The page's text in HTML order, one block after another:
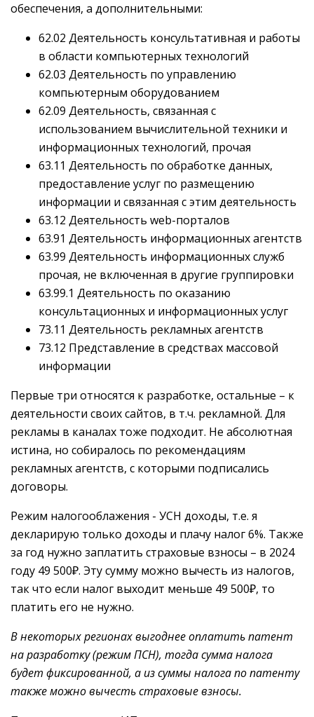
обеспечения, а дополнительными:
62.02 Деятельность консультативная и работы
в области компьютерных технологий
62.03 Деятельность по управлению
компьютерным оборудованием
62.09 Деятельность, связанная с
использованием вычислительной техники и
информационных технологий, прочая
63.11 Деятельность по обработке данных,
предоставление услуг по размещению
информации и связанная с этим деятельность
63.12 Деятельность web-порталов
63.91 Деятельность информационных агентств
63.99 Деятельность информационных служб
прочая, не включенная в другие группировки
63.99.1 Деятельность по оказанию
консультационных и информационных услуг
73.11 Деятельность рекламных агентств
73.12 Представление в средствах массовой
информации
Первые три относятся к разработке, остальные – к
деятельности своих сайтов, в т.ч. рекламной. Для
рекламы в каналах тоже подходит. Не абсолютная
истина, но собиралось по рекомендациям
рекламных агентств, с которыми подписались
договоры.
Режим налогооблажения - УСН доходы, т.е. я
декларирую только доходы и плачу налог 6%. Также
за год нужно заплатить страховые взносы – в 2024
году 49 500₽. Эту сумму можно вычесть из налогов,
так что если налог выходит меньше 49 500₽, то
платить его не нужно.
В некоторых регионах выгоднее оплатить патент
на разработку (режим ПСН), тогда сумма налога
будет фиксированной, а из суммы налога по патенту
также можно вычесть страховые взносы.